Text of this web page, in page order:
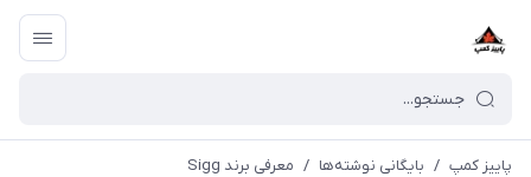
پاییز کمپ / بایگانی نوشته‌ها / معرفی برند Sigg